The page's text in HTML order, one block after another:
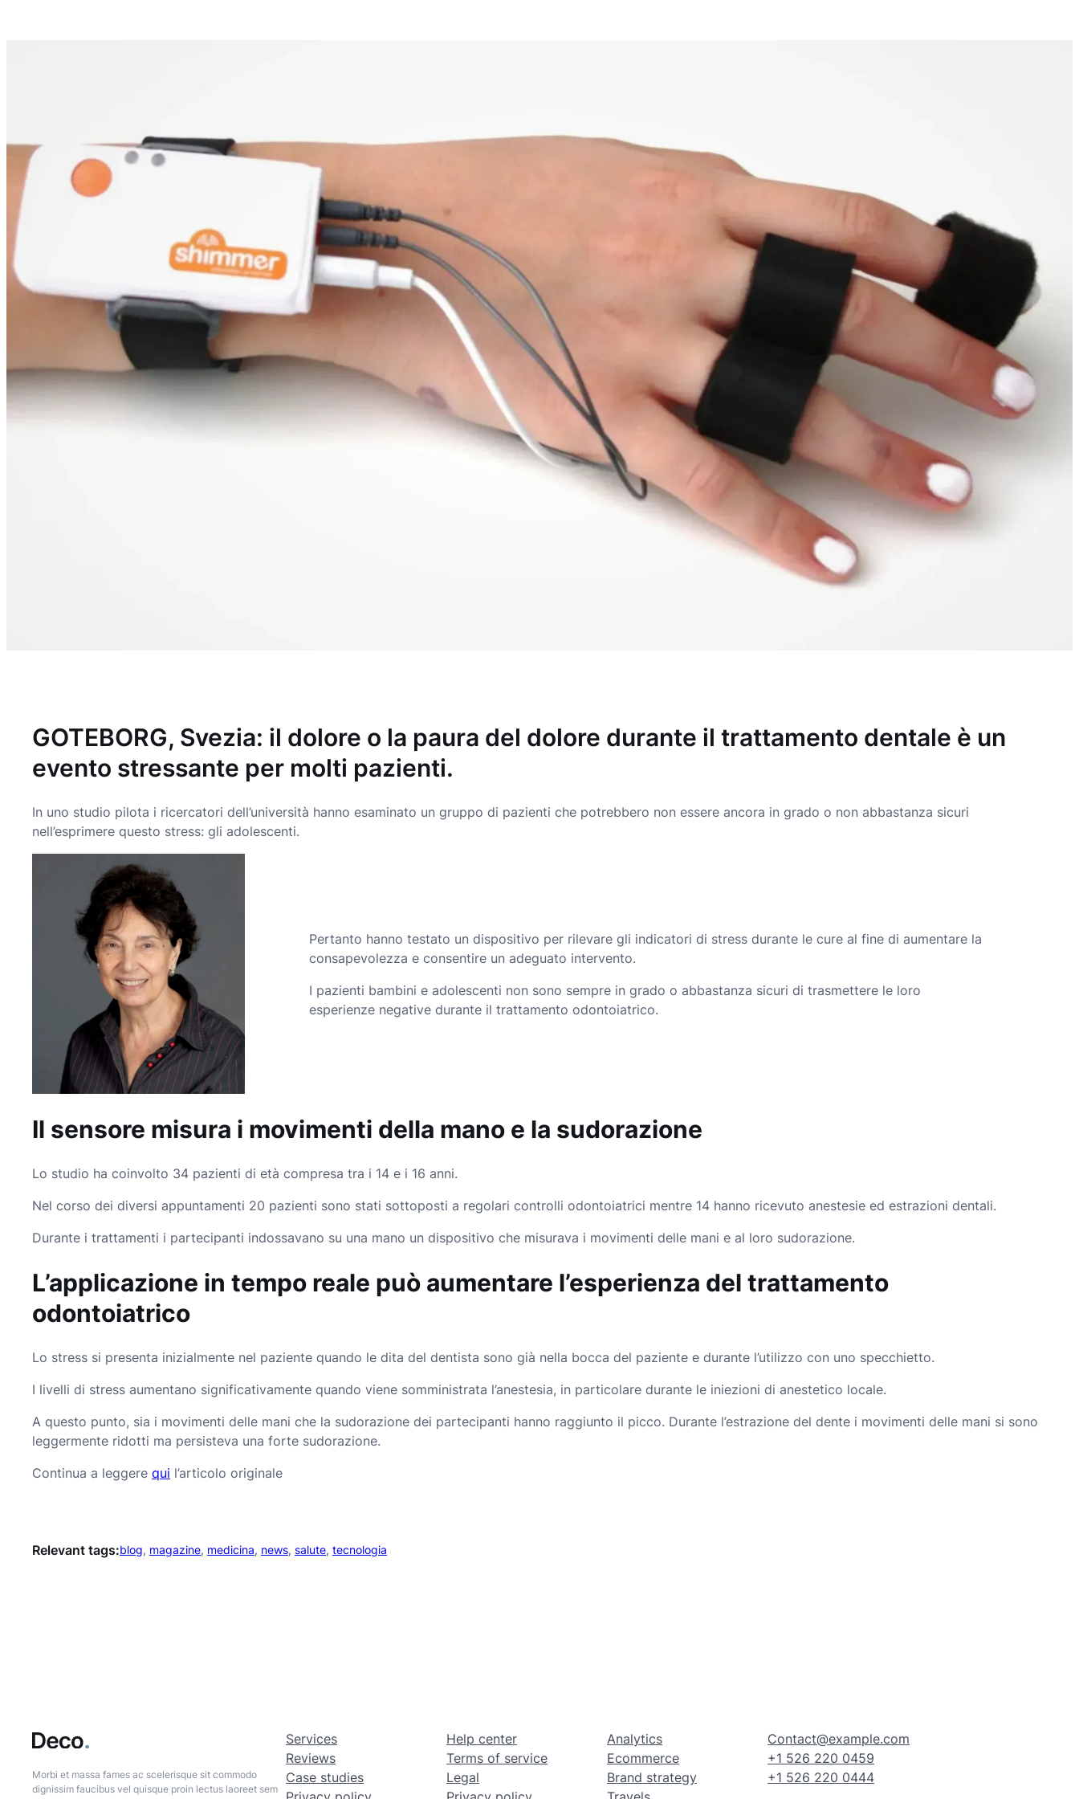
GOTEBORG, Svezia: il dolore o la paura del dolore durante il trattamento dentale è un
evento stressante per molti pazienti.
In uno studio pilota i ricercatori dell’università hanno esaminato un gruppo di pazienti che potrebbero non essere ancora in grado o non abbastanza sicuri
nell’esprimere questo stress: gli adolescenti.
Pertanto hanno testato un dispositivo per rilevare gli indicatori di stress durante le cure al fine di aumentare la
consapevolezza e consentire un adeguato intervento.
I pazienti bambini e adolescenti non sono sempre in grado o abbastanza sicuri di trasmettere le loro
esperienze negative durante il trattamento odontoiatrico.
Il sensore misura i movimenti della mano e la sudorazione
Lo studio ha coinvolto 34 pazienti di età compresa tra i 14 e i 16 anni.
Nel corso dei diversi appuntamenti 20 pazienti sono stati sottoposti a regolari controlli odontoiatrici mentre 14 hanno ricevuto anestesie ed estrazioni dentali.
Durante i trattamenti i partecipanti indossavano su una mano un dispositivo che misurava i movimenti delle mani e al loro sudorazione.
L’applicazione in tempo reale può aumentare l’esperienza del trattamento
odontoiatrico
Lo stress si presenta inizialmente nel paziente quando le dita del dentista sono già nella bocca del paziente e durante l’utilizzo con uno specchietto.
I livelli di stress aumentano significativamente quando viene somministrata l’anestesia, in particolare durante le iniezioni di anestetico locale.
A questo punto, sia i movimenti delle mani che la sudorazione dei partecipanti hanno raggiunto il picco. Durante l’estrazione del dente i movimenti delle mani si sono
leggermente ridotti ma persisteva una forte sudorazione.
Continua a leggere qui l’articolo originale
Relevant tags:blog, magazine, medicina, news, salute, tecnologia
Morbi et massa fames ac scelerisque sit commodo
dignissim faucibus vel quisque proin lectus laoreet sem
Services
Reviews
Case studies
Help center
Terms of service
Legal
Analytics
Ecommerce
Brand strategy
Contact@example.com
+1 526 220 0459
+1 526 220 0444